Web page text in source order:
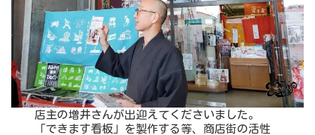
店主の増井さんが出迎えてくださいました。
「できます看板」を製作する等、商店街の活性